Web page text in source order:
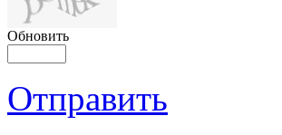
Обновить
Отправить